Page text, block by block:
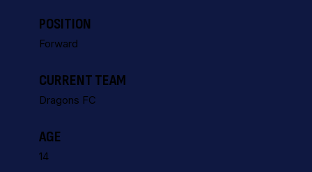
POSITION
Forward
CURRENT TEAM
Dragons FC
AGE
14